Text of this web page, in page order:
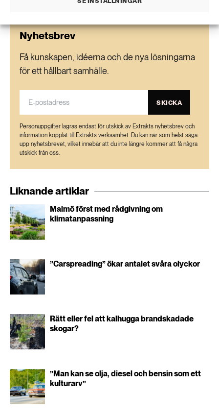
Nyhetsbrev
Få kunskapen, idéerna och de nya lösningarna
för ett hållbart samhälle.
SKICKA
Personuppgifter lagras endast för utskick av Extrakts nyhetsbrev och
information kopplat till Extrakts verksamhet. Du kan när som helst säga
upp nyhetsbrevet, vilket innebär att du inte längre kommer att få några
utskick från oss.
Liknande artiklar
Malmö först med rådgivning om
klimatanpassning
”Carspreading” ökar antalet svåra olyckor
Rätt eller fel att kalhugga brandskadade
skogar?
”Man kan se olja, diesel och bensin som ett
kulturarv”